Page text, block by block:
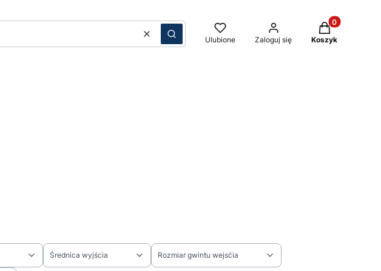
WyczyśćSzukaj Ulubione Zaloguj się
Produkty w
Koszyk
Średnica wyjścia Rozmiar gwintu wejsćia